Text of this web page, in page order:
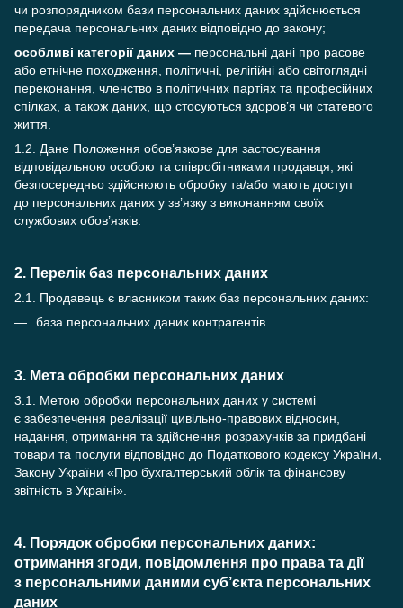
чи розпорядником бази персональних даних здійснюється
передача персональних даних відповідно до закону;
особливі категорії даних — персональні дані про расове
або етнічне походження, політичні, релігійні або світоглядні
переконання, членство в політичних партіях та професійних
спілках, а також даних, що стосуються здоров’я чи статевого
життя.
1.2. Дане Положення обов’язкове для застосування
відповідальною особою та співробітниками продавця, які
безпосередньо здійснюють обробку та/або мають доступ
до персональних даних у зв’язку з виконанням своїх
службових обов’язків.
2. Перелік баз персональних даних
2.1. Продавець є власником таких баз персональних даних:
база персональних даних контрагентів.
3. Мета обробки персональних даних
3.1. Метою обробки персональних даних у системі
є забезпечення реалізації цивільно-правових відносин,
надання, отримання та здійснення розрахунків за придбані
товари та послуги відповідно до Податкового кодексу України,
Закону України «Про бухгалтерський облік та фінансову
звітність в Україні».
4. Порядок обробки персональних даних:
отримання згоди, повідомлення про права та дії
з персональними даними суб’єкта персональних
даних